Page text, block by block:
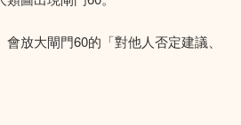
放大閘門60的「對他人否定建議、